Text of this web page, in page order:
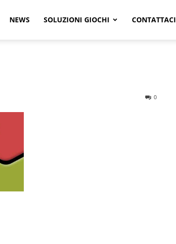
NEWS SOLUZIONI GIOCHI CONTATTACI
0